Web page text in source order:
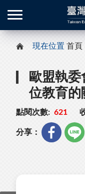
現在位置 首頁
歐盟執
位教育的
點閱次數: 621
分享：